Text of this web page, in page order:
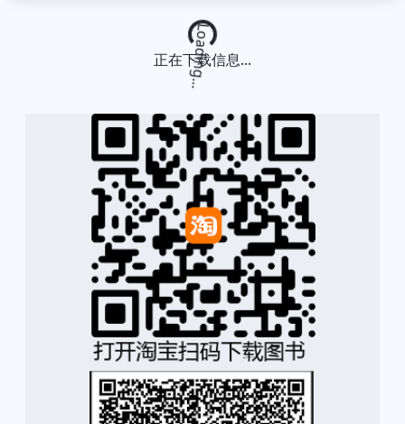
Loading...
正在下载信息...